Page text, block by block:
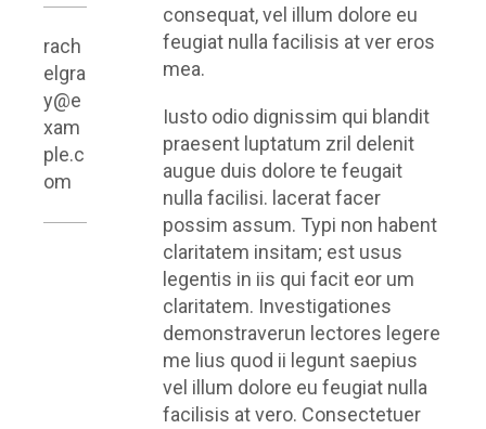
rach
elgra
y@e
xam
ple.c
om
consequat, vel illum dolore eu
feugiat nulla facilisis at ver eros
mea.
Iusto odio dignissim qui blandit
praesent luptatum zril delenit
augue duis dolore te feugait
nulla facilisi. lacerat facer
possim assum. Typi non habent
claritatem insitam; est usus
legentis in iis qui facit eor um
claritatem. Investigationes
demonstraverun lectores legere
me lius quod ii legunt saepius
vel illum dolore eu feugiat nulla
facilisis at vero. Consectetuer